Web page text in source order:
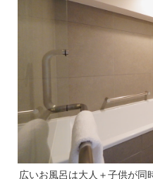
広いお風呂は大人＋子供が同